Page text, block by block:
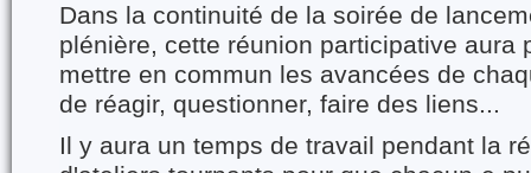
Dans la continuité de la soirée de
plénière, cette réunion participative aura
mettre en commun les avancées de
de réagir, questionner, faire des liens...
Il y aura un temps de travail pendant la